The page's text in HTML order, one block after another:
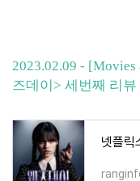
2023.02.09 -
즈데이> 세번째 리